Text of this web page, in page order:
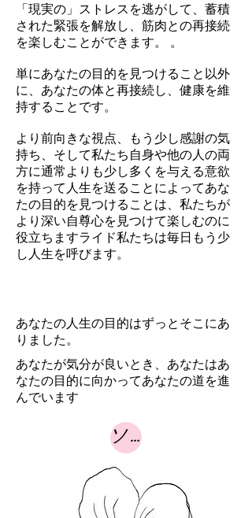
「現実の」ストレスを逃がして、蓄積
された緊張を解放し、筋肉との再接続
を楽しむことができます。 。
単にあなたの目的を見つけること以外
に、あなたの体と再接続し、健康を維
持することです。
より前向きな視点、もう少し感謝の気
持ち、そして私たち自身や他の人の両
方に通常よりも少し多くを与える意欲
を持って人生を送ることによってあな
たの目的を見つけることは、私たちが
より深い自尊心を見つけて楽しむのに
役立ちますライド私たちは毎日もう少
し人生を呼びます。
あなたの人生の目的はずっとそこにあ
りました。
あなたが気分が良いとき、あなたはあ
なたの目的に向かってあなたの道を進
んでいます
ソース